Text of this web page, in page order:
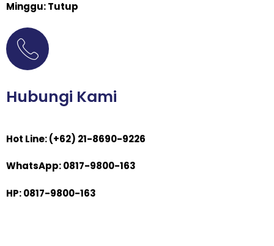
Minggu: Tutup
Hubungi Kami
Hot Line: (+62) 21-8690-9226
WhatsApp: 0817-9800-163
HP: 0817-9800-163